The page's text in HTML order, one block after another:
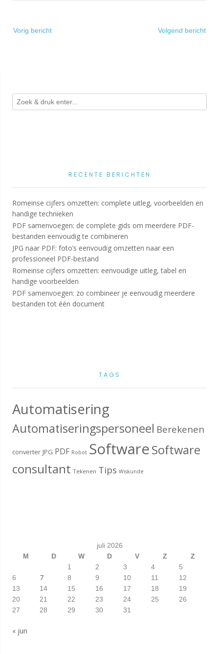
navigatie
Vorig bericht Volgend bericht
RECENTE BERICHTEN
Romeinse cijfers omzetten: complete uitleg, voorbeelden en
handige technieken
PDF samenvoegen: de complete gids om meerdere PDF-
bestanden eenvoudig te combineren
JPG naar PDF: foto’s eenvoudig omzetten naar een
professioneel PDF-bestand
Romeinse cijfers omzetten: eenvoudige uitleg, tabel en
handige voorbeelden
PDF samenvoegen: zo combineer je eenvoudig meerdere
bestanden tot één document
TAGS
Automatisering
Automatiseringspersoneel Berekenen
converter JPG PDF Robot SoftwareSoftware
consultant Tekenen Tips Wiskunde
juli 2026
M
D W D V Z
Z
1
2 3 4
5
6
7 8 9 10 11
12
13
14 15 16 17 18
19
20
21 22 23 24 25
26
27
28 29 30 31
« jun